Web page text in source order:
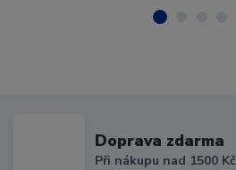
Doprava zdarma
Při nákupu nad 1500 Kč